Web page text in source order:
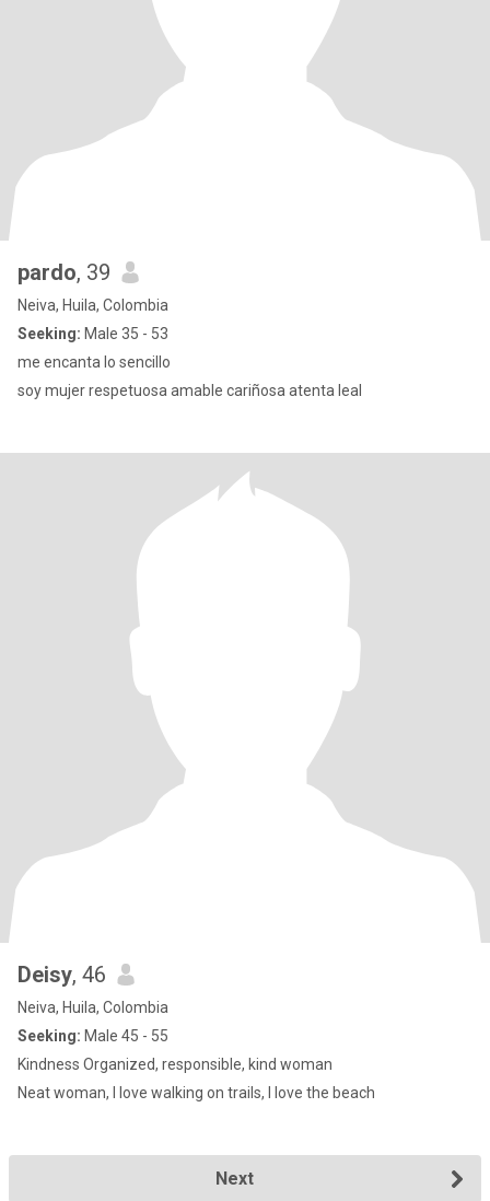
pardo, 39
Neiva, Huila, Colombia
Seeking: Male 35 - 53
me encanta lo sencillo
soy mujer respetuosa amable cariñosa atenta leal
Deisy, 46
Neiva, Huila, Colombia
Seeking: Male 45 - 55
Kindness Organized, responsible, kind woman
Neat woman, I love walking on trails, I love the beach
Next